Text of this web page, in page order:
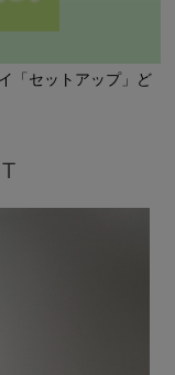
「セットアップ」ど